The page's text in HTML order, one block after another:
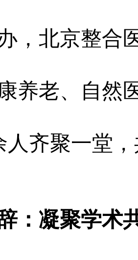
，北京整合
养老、自然
人齐聚一堂
：凝聚学术